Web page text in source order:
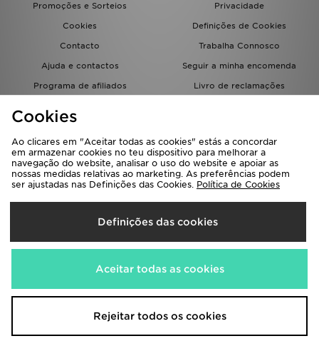
Promoções e Sorteios
Privacidade
Cookies
Definições de Cookies
Contacto
Trabalha Connosco
Ajuda e contactos
Seguir a minha encomenda
Programa de afiliados
Livro de reclamações
Seleciona O País
Portugal
Aceitamos os seguintes métodos de pagamento
Visita a nossa página corporativa emwww.jdplc.com
Cookies
Ao clicares em "Aceitar todas as cookies" estás a concordar
em armazenar cookies no teu dispositivo para melhorar a
navegação do website, analisar o uso do website e apoiar as
nossas medidas relativas ao marketing. As preferências podem
ser ajustadas nas Definições das Cookies. Política de Cookies
Definições das cookies
Aceitar todas as cookies
Rejeitar todos os cookies